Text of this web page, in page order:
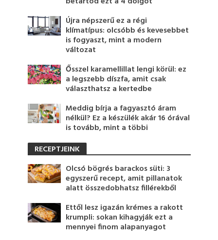
Újra népszerű ez a régi
klímatípus: olcsóbb és kevesebbet
is fogyaszt, mint a modern
változat
Ősszel karamellillat lengi körül: ez
a legszebb díszfa, amit csak
választhatsz a kertedbe
Meddig bírja a fagyasztó áram
nélkül? Ez a készülék akár 16 órával
is tovább, mint a többi
RECEPTJEINK
Olcsó bögrés barackos süti: 3
egyszerű recept, amit pillanatok
alatt összedobhatsz fillérekből
Ettől lesz igazán krémes a rakott
krumpli: sokan kihagyják ezt a
mennyei finom alapanyagot